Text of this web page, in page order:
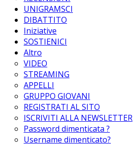
UNIGRAMSCI
DIBATTITO
Iniziative
SOSTIENICI
Altro
VIDEO
STREAMING
APPELLI
GRUPPO GIOVANI
REGISTRATI AL SITO
ISCRIVITI ALLA NEWSLETTER
Password dimenticata ?
Username dimenticato?